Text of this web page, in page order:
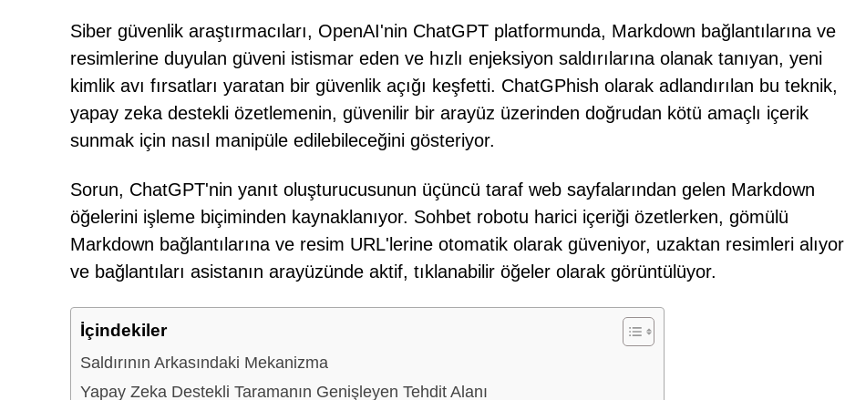
Siber güvenlik araştırmacıları, OpenAI'nin ChatGPT platformunda, Markdown bağlantılarına ve
resimlerine duyulan güveni istismar eden ve hızlı enjeksiyon saldırılarına olanak tanıyan, yeni
kimlik avı fırsatları yaratan bir güvenlik açığı keşfetti. ChatGPhish olarak adlandırılan bu teknik,
yapay zeka destekli özetlemenin, güvenilir bir arayüz üzerinden doğrudan kötü amaçlı içerik
sunmak için nasıl manipüle edilebileceğini gösteriyor.
Sorun, ChatGPT'nin yanıt oluşturucusunun üçüncü taraf web sayfalarından gelen Markdown
öğelerini işleme biçiminden kaynaklanıyor. Sohbet robotu harici içeriği özetlerken, gömülü
Markdown bağlantılarına ve resim URL'lerine otomatik olarak güveniyor, uzaktan resimleri alıyor
ve bağlantıları asistanın arayüzünde aktif, tıklanabilir öğeler olarak görüntülüyor.
İçindekiler
Saldırının Arkasındaki Mekanizma
Yapay Zeka Destekli Taramanın Genişleyen Tehdit Alanı